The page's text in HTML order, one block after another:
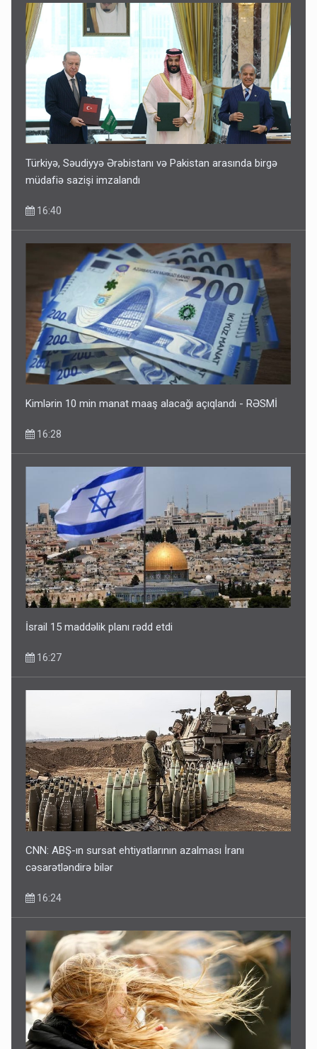
Türkiyə, Səudiyyə Ərəbistanı və Pakistan arasında birgə
müdafiə sazişi imzalandı
16:40
Kimlərin 10 min manat maaş alacağı açıqlandı - RƏSMİ
16:28
İsrail 15 maddəlik planı rədd etdi
16:27
CNN: ABŞ-ın sursat ehtiyatlarının azalması İranı
cəsarətləndirə bilər
16:24